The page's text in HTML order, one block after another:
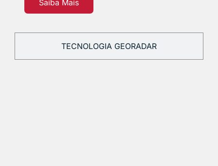
TECNOLOGIA GEORADAR
Saiba Mais